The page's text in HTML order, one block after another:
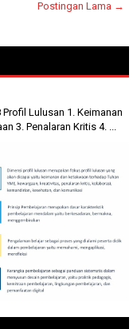
Postingan Lama →
Lulusan 1. Keimanan
3. Penalaran Kritis 4. ...